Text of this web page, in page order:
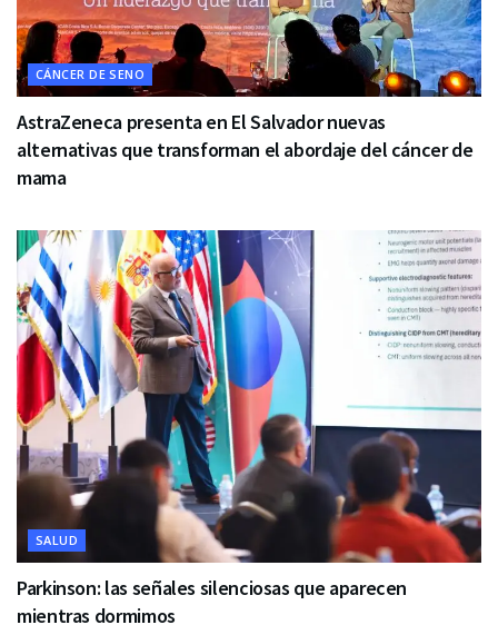
CÁNCER DE SENO
AstraZeneca presenta en El Salvador nuevas
alternativas que transforman el abordaje del cáncer de
mama
SALUD
Parkinson: las señales silenciosas que aparecen
mientras dormimos